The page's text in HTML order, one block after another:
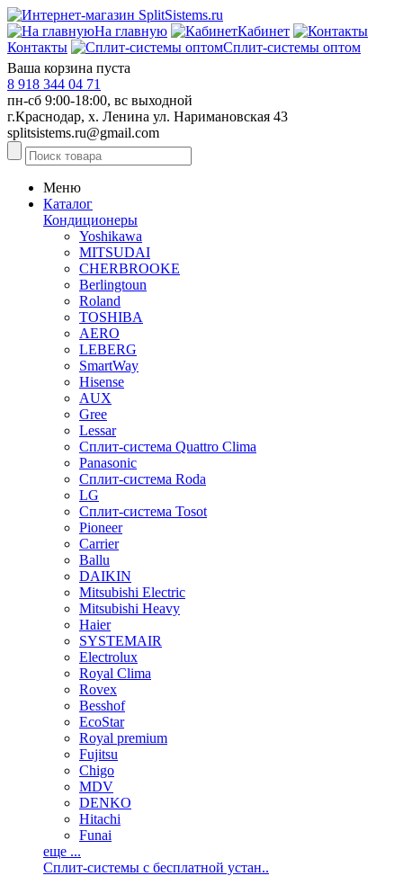
На главную
Кабинет
Контакты
Сплит-системы оптом
Ваша корзина пуста
8 918 344 04 71
пн-сб 9:00-18:00, вс выходной
г.Краснодар, х. Ленина ул. Наримановская 43
splitsistems.ru@gmail.com
Меню
Каталог
Кондиционеры
Yoshikawa
MITSUDAI
CHERBROOKE
Berlingtoun
Roland
TOSHIBA
AERO
LEBERG
SmartWay
Hisense
AUX
Gree
Lessar
Сплит-система Quattro Clima
Panasonic
Сплит-система Roda
LG
Сплит-система Tosot
Pioneer
Carrier
Ballu
DAIKIN
Mitsubishi Electric
Mitsubishi Heavy
Haier
SYSTEMAIR
Electrolux
Royal Clima
Rovex
Besshof
EcoStar
Royal premium
Fujitsu
Chigo
MDV
DENKO
Hitachi
Funai
еще ...
Сплит-системы с бесплатной устан..